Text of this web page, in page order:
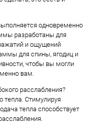
одновременно
разработаны для
и ощущений
для спины, ягодиц и
чтобы вы могли
вам.
расслабления?
тепла. Стимулируя
тепла способствует